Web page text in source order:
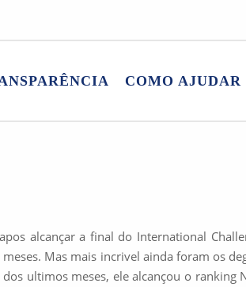
COMO AJUDAR
alcançar a final do International
Mas mais incrivel ainda foram os
ultimos meses, ele alcançou o ranking